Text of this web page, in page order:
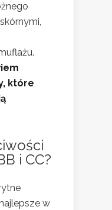
które
i CC?
w